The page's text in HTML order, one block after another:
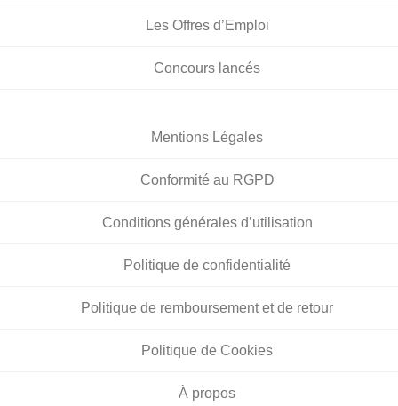
Les Offres d’Emploi
Concours lancés
Mentions Légales
Conformité au RGPD
Conditions générales d’utilisation
Politique de confidentialité
Politique de remboursement et de retour
Politique de Cookies
À propos